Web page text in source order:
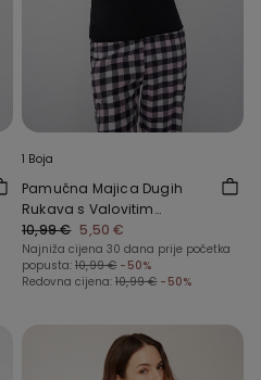
1 Boja
Pamučna Majica Dugih
Rukava s Valovitim
Ukrasom
10,99 € 5,50 €
Najniža cijena 30 dana prije početka
popusta: 10,99 € -50%
Redovna cijena: 10,99 € -50%